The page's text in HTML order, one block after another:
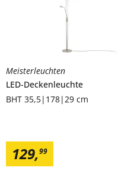
Meisterleuchten
LED-Deckenleuchte
BHT 35,5|178|29 cm
129,99